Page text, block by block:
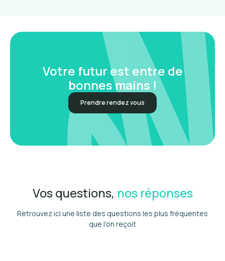
Votre futur est entre de
bonnes mains !
Prendre rendez vous
Vos questions, nos réponses
Retrouvez ici une liste des questions les plus fréquentes
que l'on reçoit